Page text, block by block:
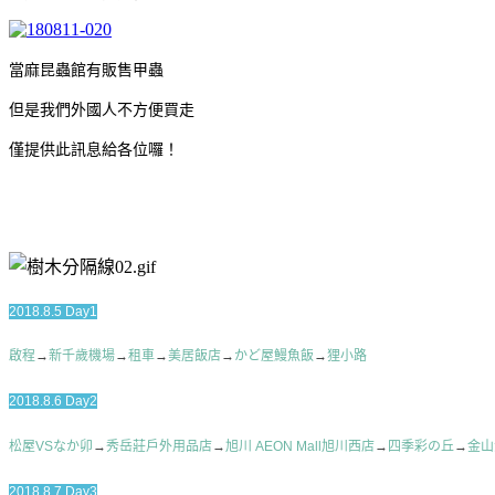
當麻昆蟲館有販售甲蟲
但是我們外國人不方便買走
僅提供此訊息給各位囉！
2018.8.5 Day1
啟程 →新千歲機場→租車→美居飯店→ かど屋鰻魚飯 →狸小路
2018.8.6 Day2
松屋VSなか卯 →秀岳莊戶外用品店→旭川 AEON Mall旭川西店→ 四季彩の丘→金
2018.8.7 Day3